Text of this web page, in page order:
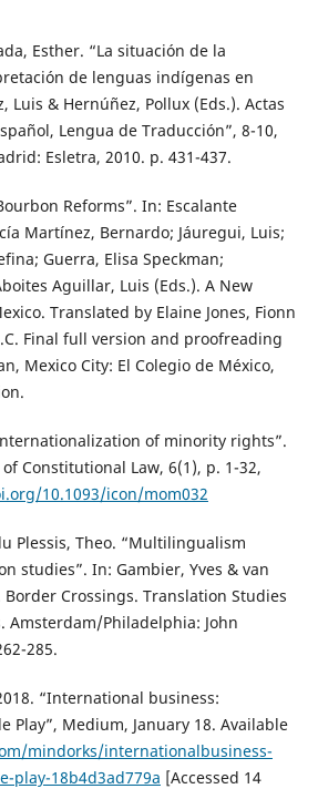
Esther. “La situación de la
de lenguas indígenas en
Luis & Hernúñez, Pollux (Eds.). Actas
Lengua de Traducción”, 8-10,
Esletra, 2010. p. 431-437.
Reforms”. In: Escalante
Martínez, Bernardo; Jáuregui, Luis;
Guerra, Elisa Speckman;
Aguillar, Luis (Eds.). A New
Translated by Elaine Jones, Fionn
Final full version and proofreading
Mexico City: El Colegio de México,
of minority rights”.
Constitutional Law, 6(1), p. 1-32,
10.1093/icon/mom032
Plessis, Theo. “Multilingualism
studies”. In: Gambier, Yves & van
Border Crossings. Translation Studies
Amsterdam/Philadelphia: John
285.
“International business:
Play”, Medium, January 18. Available
mindorks/internationalbusiness-
play-18b4d3ad779a [Accessed 14